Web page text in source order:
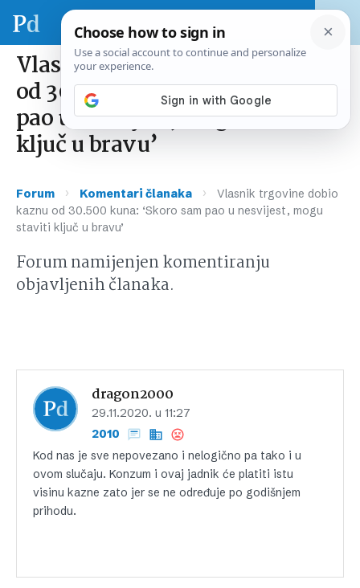
Vlasnik trgovine dobio kaznu
od 30.500 kuna: ‘Skoro sam
pao u nesvijest, mogu staviti
ključ u bravu’
Forum › Komentari članaka ›
Vlasnik trgovine dobio
kaznu od 30.500 kuna: ‘Skoro sam pao u nesvijest, mogu
staviti ključ u bravu’
Forum namijenjen komentiranju
objavljenih članaka.
dragon2000
29.11.2020. u 11:27
2010
Kod nas je sve nepovezano i nelogično pa tako i u
ovom slučaju. Konzum i ovaj jadnik će platiti istu
visinu kazne zato jer se ne određuje po godišnjem
prihodu.